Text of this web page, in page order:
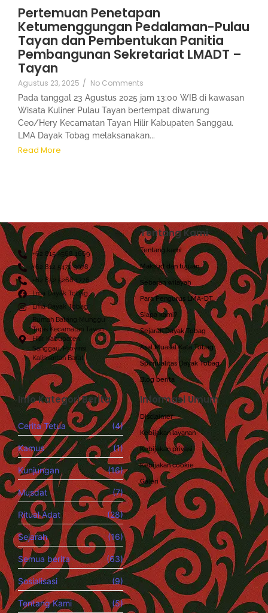
Pertemuan Penetapan
Ketumenggungan Pedalaman-Pulau
Tayan dan Pembentukan Panitia
Pembangunan Sekretariat LMADT –
Tayan
Agustus 23, 2025 / No Comments
Pada tanggal 23 Agustus 2025 jam 13:00 WIB di kawasan
Wisata Kuliner Pulau Tayan bertempat diwarung
Ceo/Hery Kecamatan Tayan Hilir Kabupaten Sanggau.
LMA Dayak Tobag melaksanakan...
Read More
+62 815 4568 1669
+62 812 5472 3978
+62 852 5268 1776
Lma Dayak Tobag
Lma Dayak Tobag
Rumah Batang Munggu
Tapis Kecamatan Tayan
Hilir, Kabupaten
Sanggau, Provinsi
Kalimantan Barat.
Tentang Kami
Tentang kami
Maksud dan tujuan
Sebaran wilayah
Para Pengurus LMA-DT
Siapa kami?
Sejarah Dayak Tobag
Asal Muasal Kata Tobag
Spiritualitas Dayak Tobag
Blog berita
Info Kategori Berita
Cerita Tetua (4)
Kamus (1)
Kunjungan (16)
Musdat (7)
Ritual Adat (28)
Sejarah (16)
Semua berita (63)
Sosialisasi (9)
Tentang Kami (5)
Informasi Umum
Disclaimer
Kebijakan layanan
Kebijakan privasi
Kebijakan cookie
Galeri